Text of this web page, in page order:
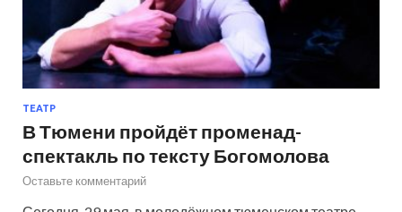
ТЕАТР
В Тюмени пройдёт променад-
спектакль по тексту Богомолова
Оставьте комментарий